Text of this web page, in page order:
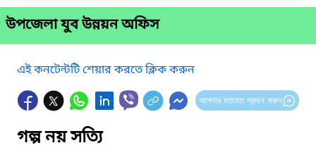
উপজেলা যুব উন্নয়ন অফিস
এই কনটেন্টটি শেয়ার করতে ক্লিক করুন
আপনার মতামত প্রদান করুন
গল্প নয় সত্যি